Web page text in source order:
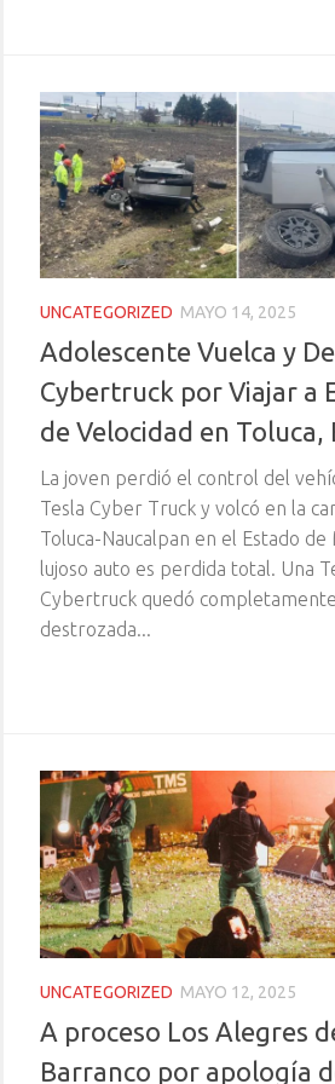
UNCATEGORIZED MAYO 14, 2025
Adolescente Vuelca y
Cybertruck por Viajar a
de Velocidad en Toluca,
La joven perdió el control del
Tesla Cyber Truck y volcó en la
Toluca-Naucalpan en el Estado de
lujoso auto es perdida total. Una
Cybertruck quedó completamente
destrozada...
UNCATEGORIZED MAYO 12, 2025
A proceso Los Alegres
Barranco por apología